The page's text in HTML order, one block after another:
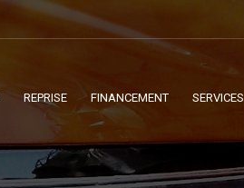
REPRISE FINANCEMENT SERVICES